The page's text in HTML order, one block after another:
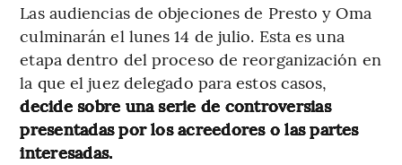
Las audiencias de objeciones de Presto y Oma
culminarán el lunes 14 de julio. Esta es una
etapa dentro del proceso de reorganización en
la que el juez delegado para estos casos,
decide sobre una serie de controversias
presentadas por los acreedores o las partes
interesadas.